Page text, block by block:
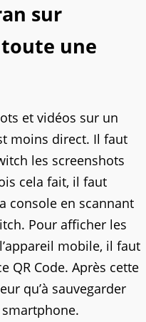
sur
une
et vidéos sur un
moins direct. Il faut
les screenshots
cela fait, il faut
console en scannant
Pour afficher les
mobile, il faut
QR Code. Après cette
qu’à sauvegarder
smartphone.